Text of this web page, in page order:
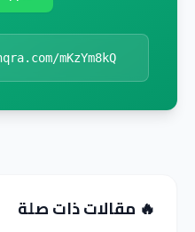
🔥 مقالات ذات صلة